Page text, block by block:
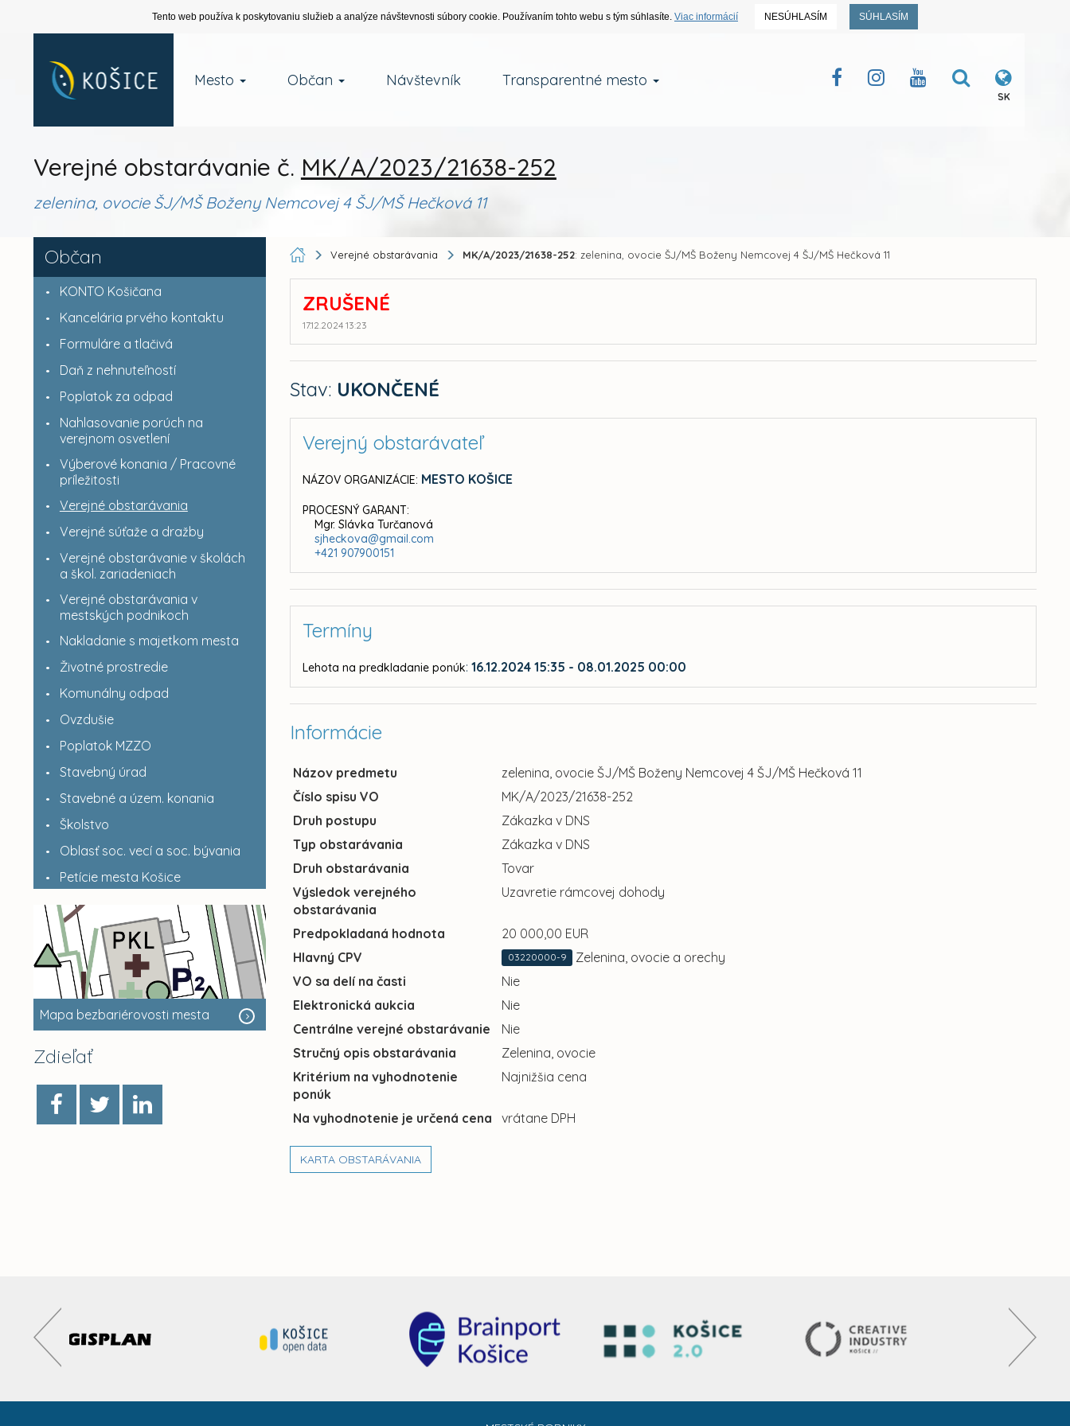
Tento web používa k poskytovaniu služieb a analýze návštevnosti súbory cookie. Používaním tohto webu s tým súhlasíte. Viac informácií NESÚHLASÍM SÚHLASÍM
Mesto Občan Návštevník Transparentné mesto
SK
Verejné obstarávanie č. MK/A/2023/21638-252
zelenina, ovocie ŠJ/MŠ Boženy Nemcovej 4 ŠJ/MŠ Hečková 11
Občan
KONTO Košičana
Kancelária prvého kontaktu
Formuláre a tlačivá
Daň z nehnuteľností
Poplatok za odpad
Nahlasovanie porúch na
verejnom osvetlení
Výberové konania / Pracovné
príležitosti
Verejné obstarávania
Verejné súťaže a dražby
Verejné obstarávanie v školách
a škol. zariadeniach
Verejné obstarávania v
mestských podnikoch
Nakladanie s majetkom mesta
Životné prostredie
Komunálny odpad
Ovzdušie
Poplatok MZZO
Stavebný úrad
Stavebné a územ. konania
Školstvo
Oblasť soc. vecí a soc. bývania
Petície mesta Košice
Mapa bezbariérovosti mesta
Zdieľať
Verejné obstarávania MK/A/2023/21638-252: zelenina, ovocie ŠJ/MŠ Boženy Nemcovej 4 ŠJ/MŠ Hečková 11
ZRUŠENÉ
17.12.2024 13:23
Stav: UKONČENÉ
Verejný obstarávateľ
NÁZOV ORGANIZÁCIE: MESTO KOŠICE
PROCESNÝ GARANT:
Mgr. Slávka Turčanová
sjheckova@gmail.com
+421 907900151
Termíny
Lehota na predkladanie ponúk:16.12.2024 15:35 - 08.01.2025 00:00
Informácie
Názov predmetu
zelenina, ovocie ŠJ/MŠ Boženy Nemcovej 4 ŠJ/MŠ Hečková 11
Číslo spisu VO
MK/A/2023/21638-252
Druh postupu
Zákazka v DNS
Typ obstarávania
Zákazka v DNS
Druh obstarávania
Tovar
Výsledok verejného
obstarávania
Uzavretie rámcovej dohody
Predpokladaná hodnota
20 000,00 EUR
Hlavný CPV
03220000-9
Zelenina, ovocie a orechy
VO sa delí na časti
Nie
Elektronická aukcia
Nie
Centrálne verejné obstarávanie
Nie
Stručný opis obstarávania
Zelenina, ovocie
Kritérium na vyhodnotenie
ponúk
Najnižšia cena
Na vyhodnotenie je určená cena vrátane DPH
KARTA OBSTARÁVANIA